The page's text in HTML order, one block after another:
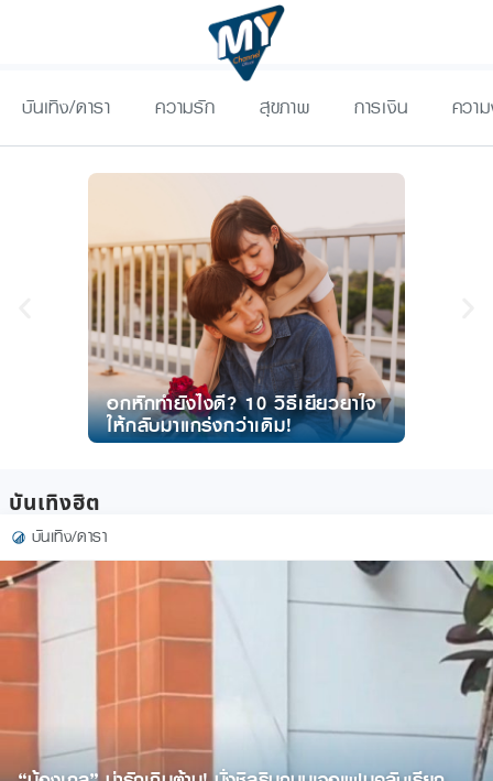
บันเทิง/ดารา ความรัก สุขภาพ การเงิน ควา
อกหักทำยังไงดี? 10 วิธีเยียวยาใจ
ให้กลับมาแกร่งกว่าเดิม!
บันเทิงฮิต
บันเทิง/ดารา